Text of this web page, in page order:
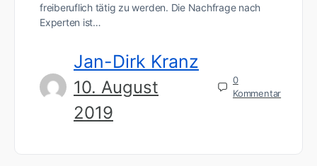
freiberuflich tätig zu werden. Die Nachfrage nach
Experten ist…
Jan-Dirk Kranz
10. August
2019
0
Kommentar